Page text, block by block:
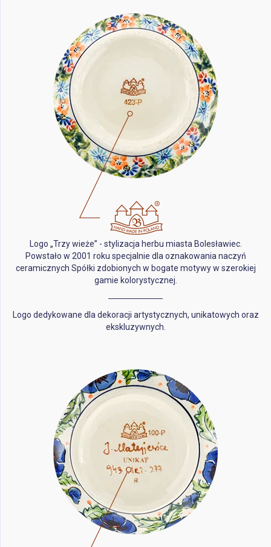
Logo „Trzy wieże” - stylizacja herbu miasta Bolesławiec.
Powstało w 2001 roku specjalnie dla oznakowania naczyń
ceramicznych Spółki zdobionych w bogate motywy w szerokiej
gamie kolorystycznej.
Logo dedykowane dla dekoracji artystycznych, unikatowych oraz
ekskluzywnych.